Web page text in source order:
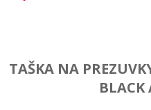
TAŠKA NA
BLACK